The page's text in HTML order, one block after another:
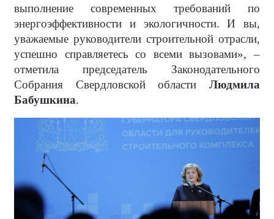
выполнение современных требований по
энергоэффективности и экологичности. И вы,
уважаемые руководители строительной отрасли,
успешно справляетесь со всеми вызовами», –
отметила председатель Законодательного
Собрания Свердловской области Людмила
Бабушкина.